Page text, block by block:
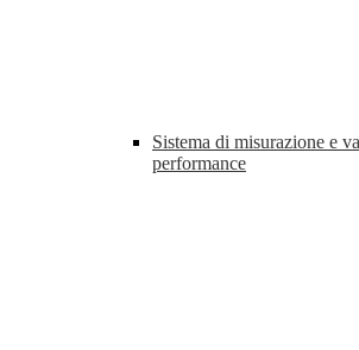
Sistema di misurazione e
performance